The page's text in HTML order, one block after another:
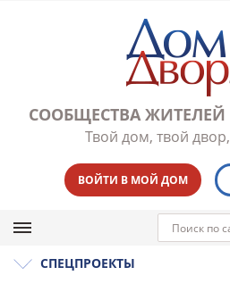
СООБЩЕСТВА
Твой дом, твой
ВОЙТИ В МОЙ ДОМ
СПЕЦПРОЕКТЫ